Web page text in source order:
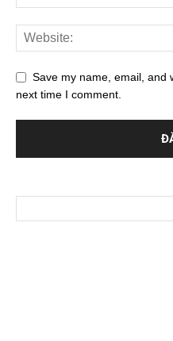
Save my name, email, and
next time I comment.